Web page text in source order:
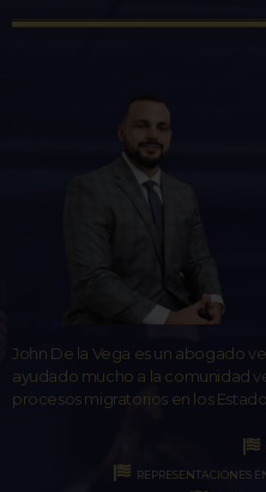
John De la Vega es un abogado
ayudado mucho a la comunidad
procesos migratorios en los
REPRESENTACIONES